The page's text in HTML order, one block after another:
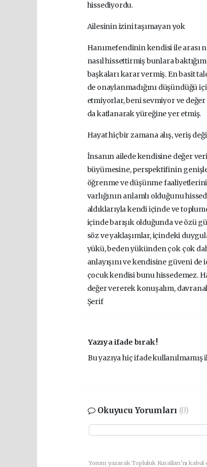
hissediyordu.
Ailesinin izini taşımayan yok
Hanımefendinin kendisi ile arası
nasıl hissettirmiş bunlara
başkaları karar vermiş. En basit
de onaylanmadığını düşündüğü
etmiyorlar, beni sevmiyor ve değer
da katlanarak yüreğine yer etmiş.
Hayat hiçbir zamana alış, veriş
İnsanın ailede kendisine değer
büyümesine, perspektifinin
öğrenme ve düşünme
varlığının anlamlı olduğunu
aldıklarıyla kendi içinde ve
içinde barışık olduğunda ve özü
söz ve yaklaşımlar, içindeki
yükü, beden yükünden çok çok
anlayışını ve kendisine güveni
çocuk kendisi bunu hissedemez.
değer vererek konuşalım,
Şerif
Yazıya ifade bırak !
Bu yazıya hiç ifade
Okuyucu Yorumları (0)
Yorum yazarak Topluluk Kuralları’nı